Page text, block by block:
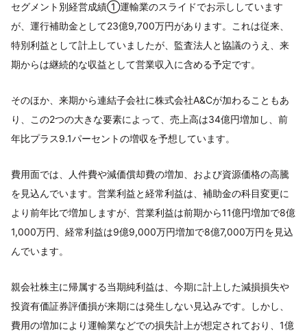
セグメント別経営成績①運輸業のスライドでお示ししています
が、運行補助金として23億9,700万円があります。これは従来、
特別利益として計上していましたが、監査法人と協議のうえ、来
期からは継続的な収益として営業収入に含める予定です。
そのほか、来期から連結子会社に株式会社A&Cが加わることもあ
り、この2つの大きな要素によって、売上高は34億円増加し、前
年比プラス9.1パーセントの増収を予想しています。
費用面では、人件費や減価償却費の増加、および資源価格の高騰
を見込んでいます。営業利益と経常利益は、補助金の科目変更に
より前年比で増加しますが、営業利益は前期から11億円増加で8億
1,000万円、経常利益は9億9,000万円増加で8億7,000万円を見込
んでいます。
親会社株主に帰属する当期純利益は、今期に計上した減損損失や
投資有価証券評価損が来期には発生しない見込みです。しかし、
費用の増加により運輸業などでの損失計上が想定されており、1億